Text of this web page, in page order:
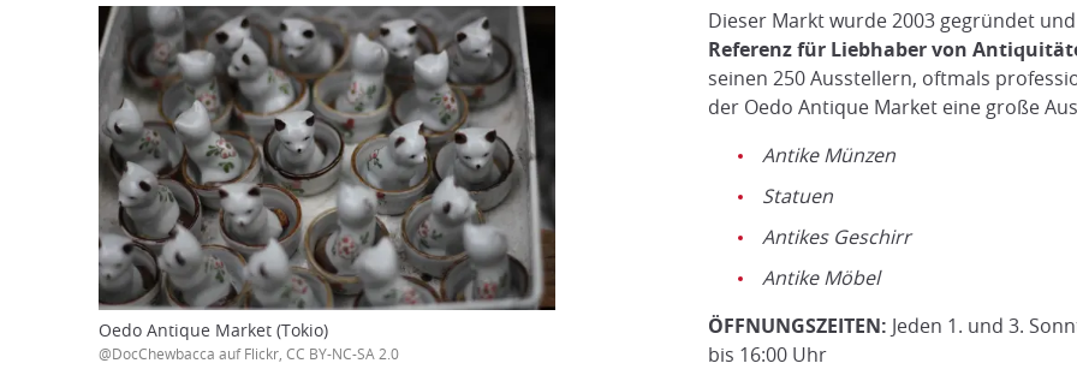
Dieser Markt wurde 2003 gegründet
Referenz für Liebhaber von
seinen 250 Ausstellern, oftmals
der Oedo Antique Market eine große
Antike Münzen
Statuen
Antikes Geschirr
Antike Möbel
ÖFFNUNGSZEITEN: Jeden 1. und 3.
bis 16:00 Uhr
Oedo Antique Market (Tokio)
@DocChewbacca auf Flickr, CC BY-NC-SA 2.0